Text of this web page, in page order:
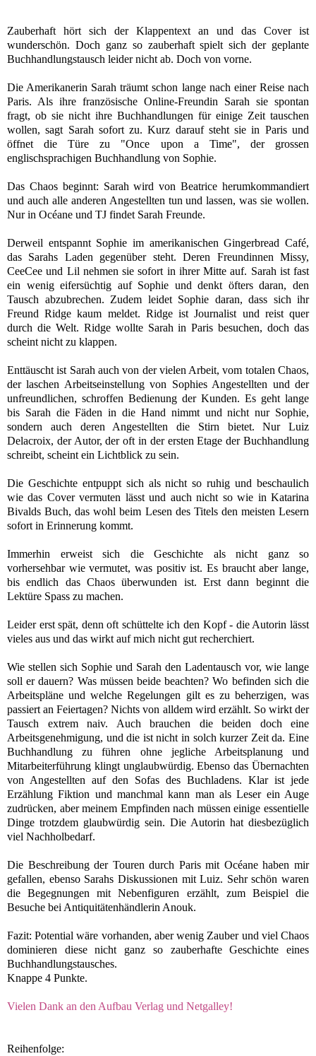
Zauberhaft hört sich der Klappentext an und das Cover ist
wunderschön. Doch ganz so zauberhaft spielt sich der geplante
Buchhandlungstausch leider nicht ab. Doch von vorne.
Die Amerikanerin Sarah träumt schon lange nach einer Reise nach
Paris. Als ihre französische Online-Freundin Sarah sie spontan
fragt, ob sie nicht ihre Buchhandlungen für einige Zeit tauschen
wollen, sagt Sarah sofort zu. Kurz darauf steht sie in Paris und
öffnet die Türe zu "Once upon a Time", der grossen
englischsprachigen Buchhandlung von Sophie.
Das Chaos beginnt: Sarah wird von Beatrice herumkommandiert
und auch alle anderen Angestellten tun und lassen, was sie wollen.
Nur in Océane und TJ findet Sarah Freunde.
Derweil entspannt Sophie im amerikanischen Gingerbread Café,
das Sarahs Laden gegenüber steht. Deren Freundinnen Missy,
CeeCee und Lil nehmen sie sofort in ihrer Mitte auf. Sarah ist fast
ein wenig eifersüchtig auf Sophie und denkt öfters daran, den
Tausch abzubrechen. Zudem leidet Sophie daran, dass sich ihr
Freund Ridge kaum meldet. Ridge ist Journalist und reist quer
durch die Welt. Ridge wollte Sarah in Paris besuchen, doch das
scheint nicht zu klappen.
Enttäuscht ist Sarah auch von der vielen Arbeit, vom totalen Chaos,
der laschen Arbeitseinstellung von Sophies Angestellten und der
unfreundlichen, schroffen Bedienung der Kunden. Es geht lange
bis Sarah die Fäden in die Hand nimmt und nicht nur Sophie,
sondern auch deren Angestellten die Stirn bietet.Nur Luiz
Delacroix, der Autor, der oft in der ersten Etage der Buchhandlung
schreibt, scheint ein Lichtblick zu sein.
Die Geschichte entpuppt sich als nicht so ruhig und beschaulich
wie das Cover vermuten lässt und auch nicht so wie in Katarina
Bivalds Buch, das wohl beim Lesen des Titels den meisten Lesern
sofort in Erinnerung kommt.
Immerhin erweist sich die Geschichte als nicht ganz so
vorhersehbar wie vermutet, was positiv ist. Es braucht aber lange,
bis endlich das Chaos überwunden ist. Erst dann beginnt die
Lektüre Spass zu machen.
Leider erst spät, denn oft schüttelte ich den Kopf - die Autorin lässt
vieles aus und das wirkt auf mich nicht gut recherchiert.
Wie stellen sich Sophie und Sarah den Ladentausch vor, wie lange
soll er dauern? Was müssen beide beachten? Wo befinden sich die
Arbeitspläne und welche Regelungen gilt es zu beherzigen, was
passiert an Feiertagen?Nichts von alldem wird erzählt. So wirkt der
Tausch extrem naiv. Auch brauchen die beiden doch eine
Arbeitsgenehmigung, und die ist nicht in solch kurzer Zeit da. Eine
Buchhandlung zu führen ohne jegliche Arbeitsplanung und
Mitarbeiterführung klingt unglaubwürdig. Ebenso das Übernachten
von Angestellten auf den Sofas des Buchladens. Klar ist jede
Erzählung Fiktion und manchmal kann man als Leser ein Auge
zudrücken, aber meinem Empfinden nach müssen einige essentielle
Dinge trotzdem glaubwürdig sein. Die Autorin hat diesbezüglich
viel Nachholbedarf.
Die Beschreibung der Touren durch Paris mit Océane haben mir
gefallen, ebenso Sarahs Diskussionen mit Luiz. Sehr schön waren
die Begegnungen mit Nebenfiguren erzählt, zum Beispiel die
Besuche bei Antiquitätenhändlerin Anouk.
Fazit:Potential wäre vorhanden, aber wenig Zauber und viel Chaos
dominieren diesenicht ganz so zauberhafte Geschichte eines
Buchhandlungstausches.
Knappe 4 Punkte.
Vielen Dank an den Aufbau Verlag und Netgalley!
Reihenfolge: